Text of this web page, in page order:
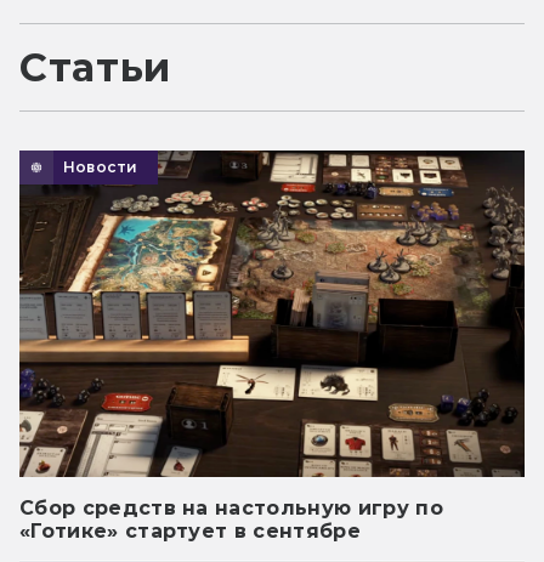
Статьи
Новости
Сбор средств на настольную игру по
«Готике» стартует в сентябре